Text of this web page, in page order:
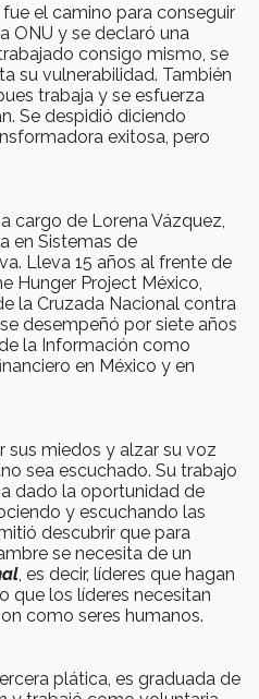
el camino para conseguir
ONU y se declaró una
consigo mismo, se
su vulnerabilidad. También
trabaja y se esfuerza
Se despidió diciendo
exitosa, pero
cargo de Lorena Vázquez,
en Sistemas de
Lleva 15 años al frente de
Hunger Project México,
la Cruzada Nacional contra
desempeñó por siete años
la Información como
en México y en
sus miedos y alzar su voz
sea escuchado. Su trabajo
dado la oportunidad de
y escuchando las
descubrir que para
se necesita de un
, es decir, líderes que hagan
que los líderes necesitan
como seres humanos.
plática, es graduada de